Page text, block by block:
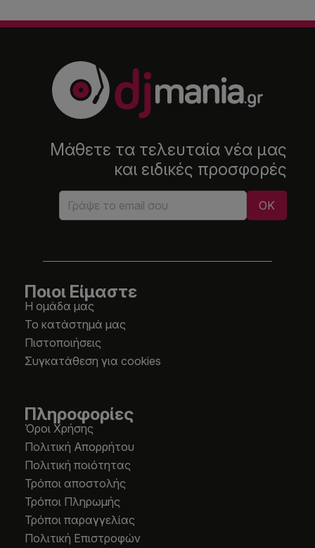
Μάθετε τα τελευταία νέα μας
και ειδικές προσφορές
Ποιοι Είμαστε
Η ομάδα μας
Το κατάστημά μας
Πιστοποιήσεις
Συγκατάθεση για cookies
Πληροφορίες
Όροι Χρήσης
Πολιτική Απορρήτου
Πολιτική ποιότητας
Τρόποι αποστολής
Τρόποι Πληρωμής
Τρόποι παραγγελίας
Πολιτική Επιστροφών